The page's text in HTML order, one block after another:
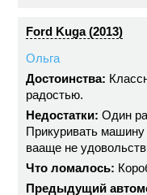
Ford Kuga (2013)
Ольга
Достоинства:
радостью.
Недостатки: Один
Прикуривать
вааще не
Что ломалось:
Предыдущий